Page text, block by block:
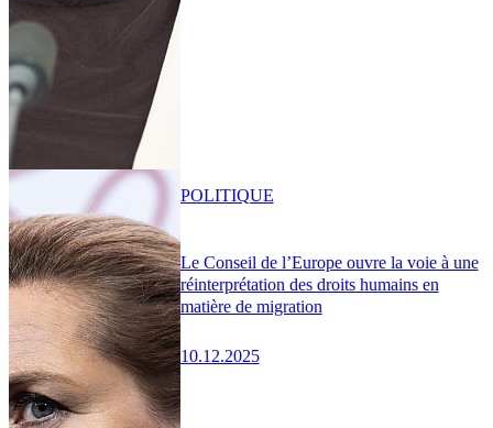
Le Conseil de l’Europe ouvre la voie à une
réinterprétation des droits humains en
matière de migration
10.12.2025
POLITIQUE